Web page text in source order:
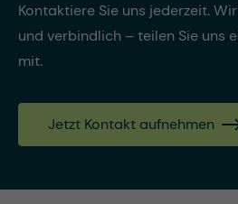
Kontaktiere Sie uns jederzeit.
und verbindlich – teilen Sie uns
mit.
Jetzt Kontakt aufnehmen